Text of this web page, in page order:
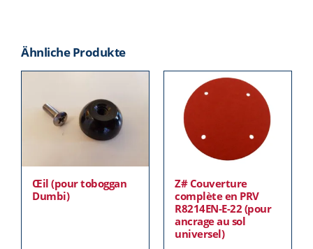
Ähnliche Produkte
Œil (pour toboggan
Dumbi)
Z# Couverture
complète en PRV
R8214EN-E-22 (pour
ancrage au sol
universel)